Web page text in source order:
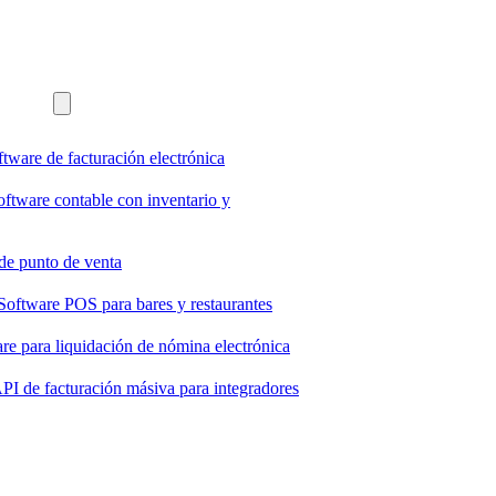
de facturación electrónica
contable con inventario y
punto de venta
POS para bares y restaurantes
para liquidación de nómina electrónica
de facturación másiva para integradores